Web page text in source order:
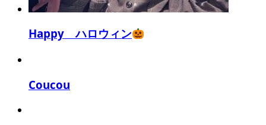
Happy ハロウィン
Coucou